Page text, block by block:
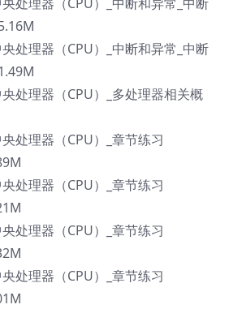
理器（CPU）_中断和异常_中断
理器（CPU）_多处理器相关概
理器（CPU）_章节练习
理器（CPU）_章节练习
理器（CPU）_章节练习
理器（CPU）_章节练习